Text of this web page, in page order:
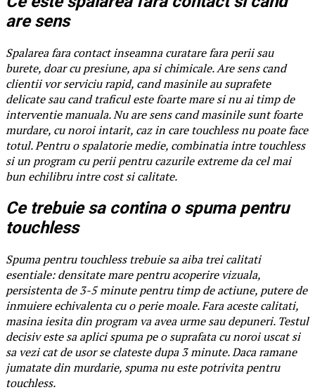
are sens
Spalarea fara contact inseamna curatare fara perii sau
burete, doar cu presiune, apa si chimicale. Are sens cand
clientii vor serviciu rapid, cand masinile au suprafete
delicate sau cand traficul este foarte mare si nu ai timp de
interventie manuala. Nu are sens cand masinile sunt foarte
murdare, cu noroi intarit, caz in care touchless nu poate face
totul. Pentru o spalatorie medie, combinatia intre touchless
si un program cu perii pentru cazurile extreme da cel mai
bun echilibru intre cost si calitate.
Ce trebuie sa contina o spuma pentru
touchless
Spuma pentru touchless trebuie sa aiba trei calitati
esentiale: densitate mare pentru acoperire vizuala,
persistenta de 3-5 minute pentru timp de actiune, putere de
inmuiere echivalenta cu o perie moale. Fara aceste calitati,
masina iesita din program va avea urme sau depuneri. Testul
decisiv este sa aplici spuma pe o suprafata cu noroi uscat si
sa vezi cat de usor se clateste dupa 3 minute. Daca ramane
jumatate din murdarie, spuma nu este potrivita pentru
touchless.